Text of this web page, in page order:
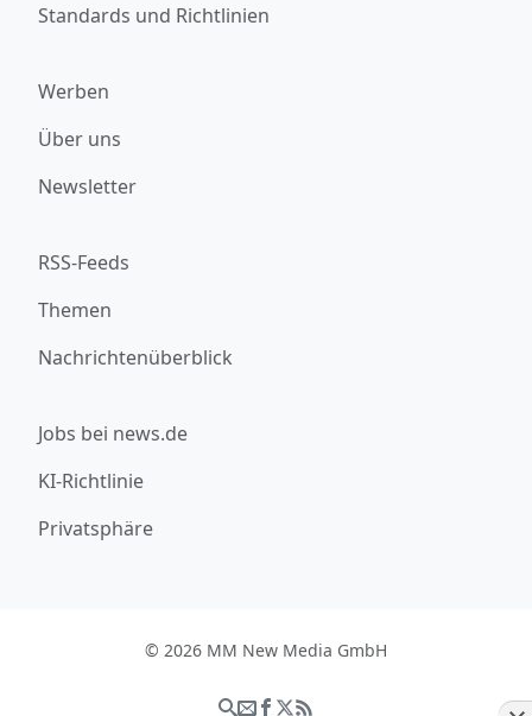
Standards und Richtlinien
Werben
Über uns
Newsletter
RSS-Feeds
Themen
Nachrichtenüberblick
Jobs bei news.de
KI-Richtlinie
Privatsphäre
© 2026 MM New Media GmbH